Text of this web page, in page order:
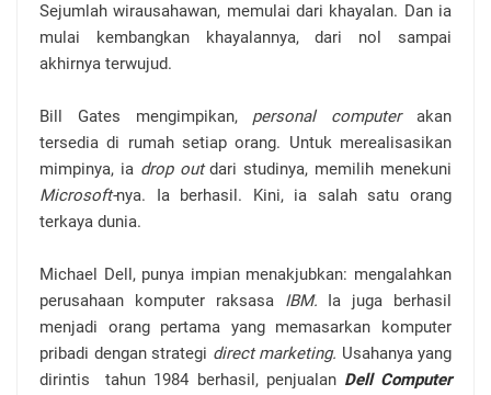
Sejumlah wirausahawan, memulai dari khayalan. Dan ia
mulai kembangkan khayalannya, dari nol sampai
akhirnya terwujud.
Bill Gates mengimpikan, personal computerakan
tersedia di rumah setiap orang. Untuk merealisasikan
mimpinya, ia drop outdari studinya, memilih menekuni
Microsoft-nya.
Ia berhasil. Kini, ia salah satu orang
terkaya dunia.
Michael Dell, punya impian menakjubkan: mengalahkan
perusahaan komputer raksasa IBM. Ia juga berhasil
menjadi orang pertama yang memasarkan komputer
pribadi dengan strategi direct marketing. Usahanya yang
dirintis
tahun 1984 berhasil, penjualan Dell Computer